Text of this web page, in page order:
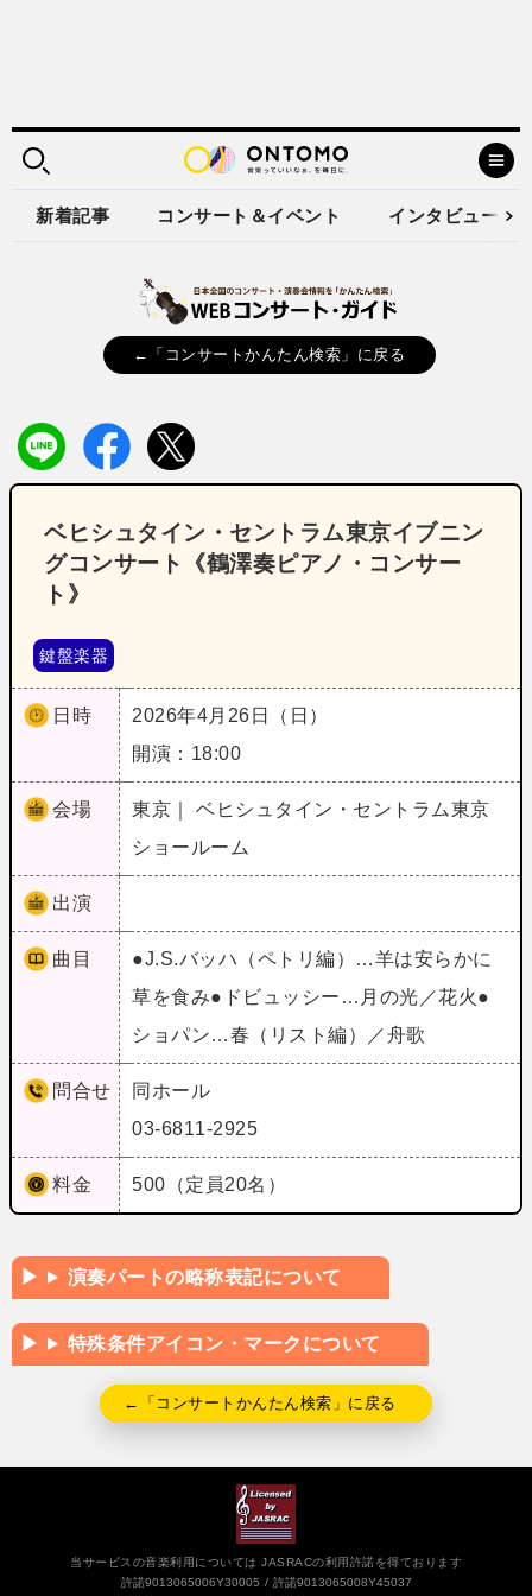
新着記事 コンサート＆イベント インタビュー
←「コンサートかんたん検索」に戻る
ベヒシュタイン・セントラム東京イブニン
グコンサート《鶴澤奏ピアノ・コンサー
ト》
鍵盤楽器
日時
2026年4月26日（日）
開演：18:00
会場
東京｜ ベヒシュタイン・セントラム東京
ショールーム
出演
曲目
●J.S.バッハ（ペトリ編）…羊は安らかに
草を食み●ドビュッシー…月の光／花火●
ショパン…春（リスト編）／舟歌
問合せ
同ホール
03-6811-2925
料金 500（定員20名）
演奏パートの略称表記について
特殊条件アイコン・マークについて
←「コンサートかんたん検索」に戻る
当サービスの音楽利用については JASRACの利用許諾を得ております
許諾9013065006Y30005
許諾9013065008Y45037